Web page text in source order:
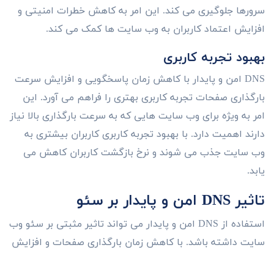
سرورها جلوگیری می کند. این امر به کاهش خطرات امنیتی و
افزایش اعتماد کاربران به وب سایت ها کمک می کند.
بهبود تجربه کاربری
DNS امن و پایدار با کاهش زمان پاسخگویی و افزایش سرعت
بارگذاری صفحات تجربه کاربری بهتری را فراهم می آورد. این
امر به ویژه برای وب سایت هایی که به سرعت بارگذاری بالا نیاز
دارند اهمیت دارد. با بهبود تجربه کاربری کاربران بیشتری به
وب سایت جذب می شوند و نرخ بازگشت کاربران کاهش می
یابد.
تاثیر DNS امن و پایدار بر سئو
استفاده از DNS امن و پایدار می تواند تاثیر مثبتی بر سئو وب
سایت داشته باشد. با کاهش زمان بارگذاری صفحات و افزایش